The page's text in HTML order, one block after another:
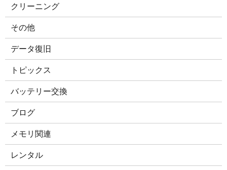
クリーニング
その他
データ復旧
トピックス
バッテリー交換
ブログ
メモリ関連
レンタル